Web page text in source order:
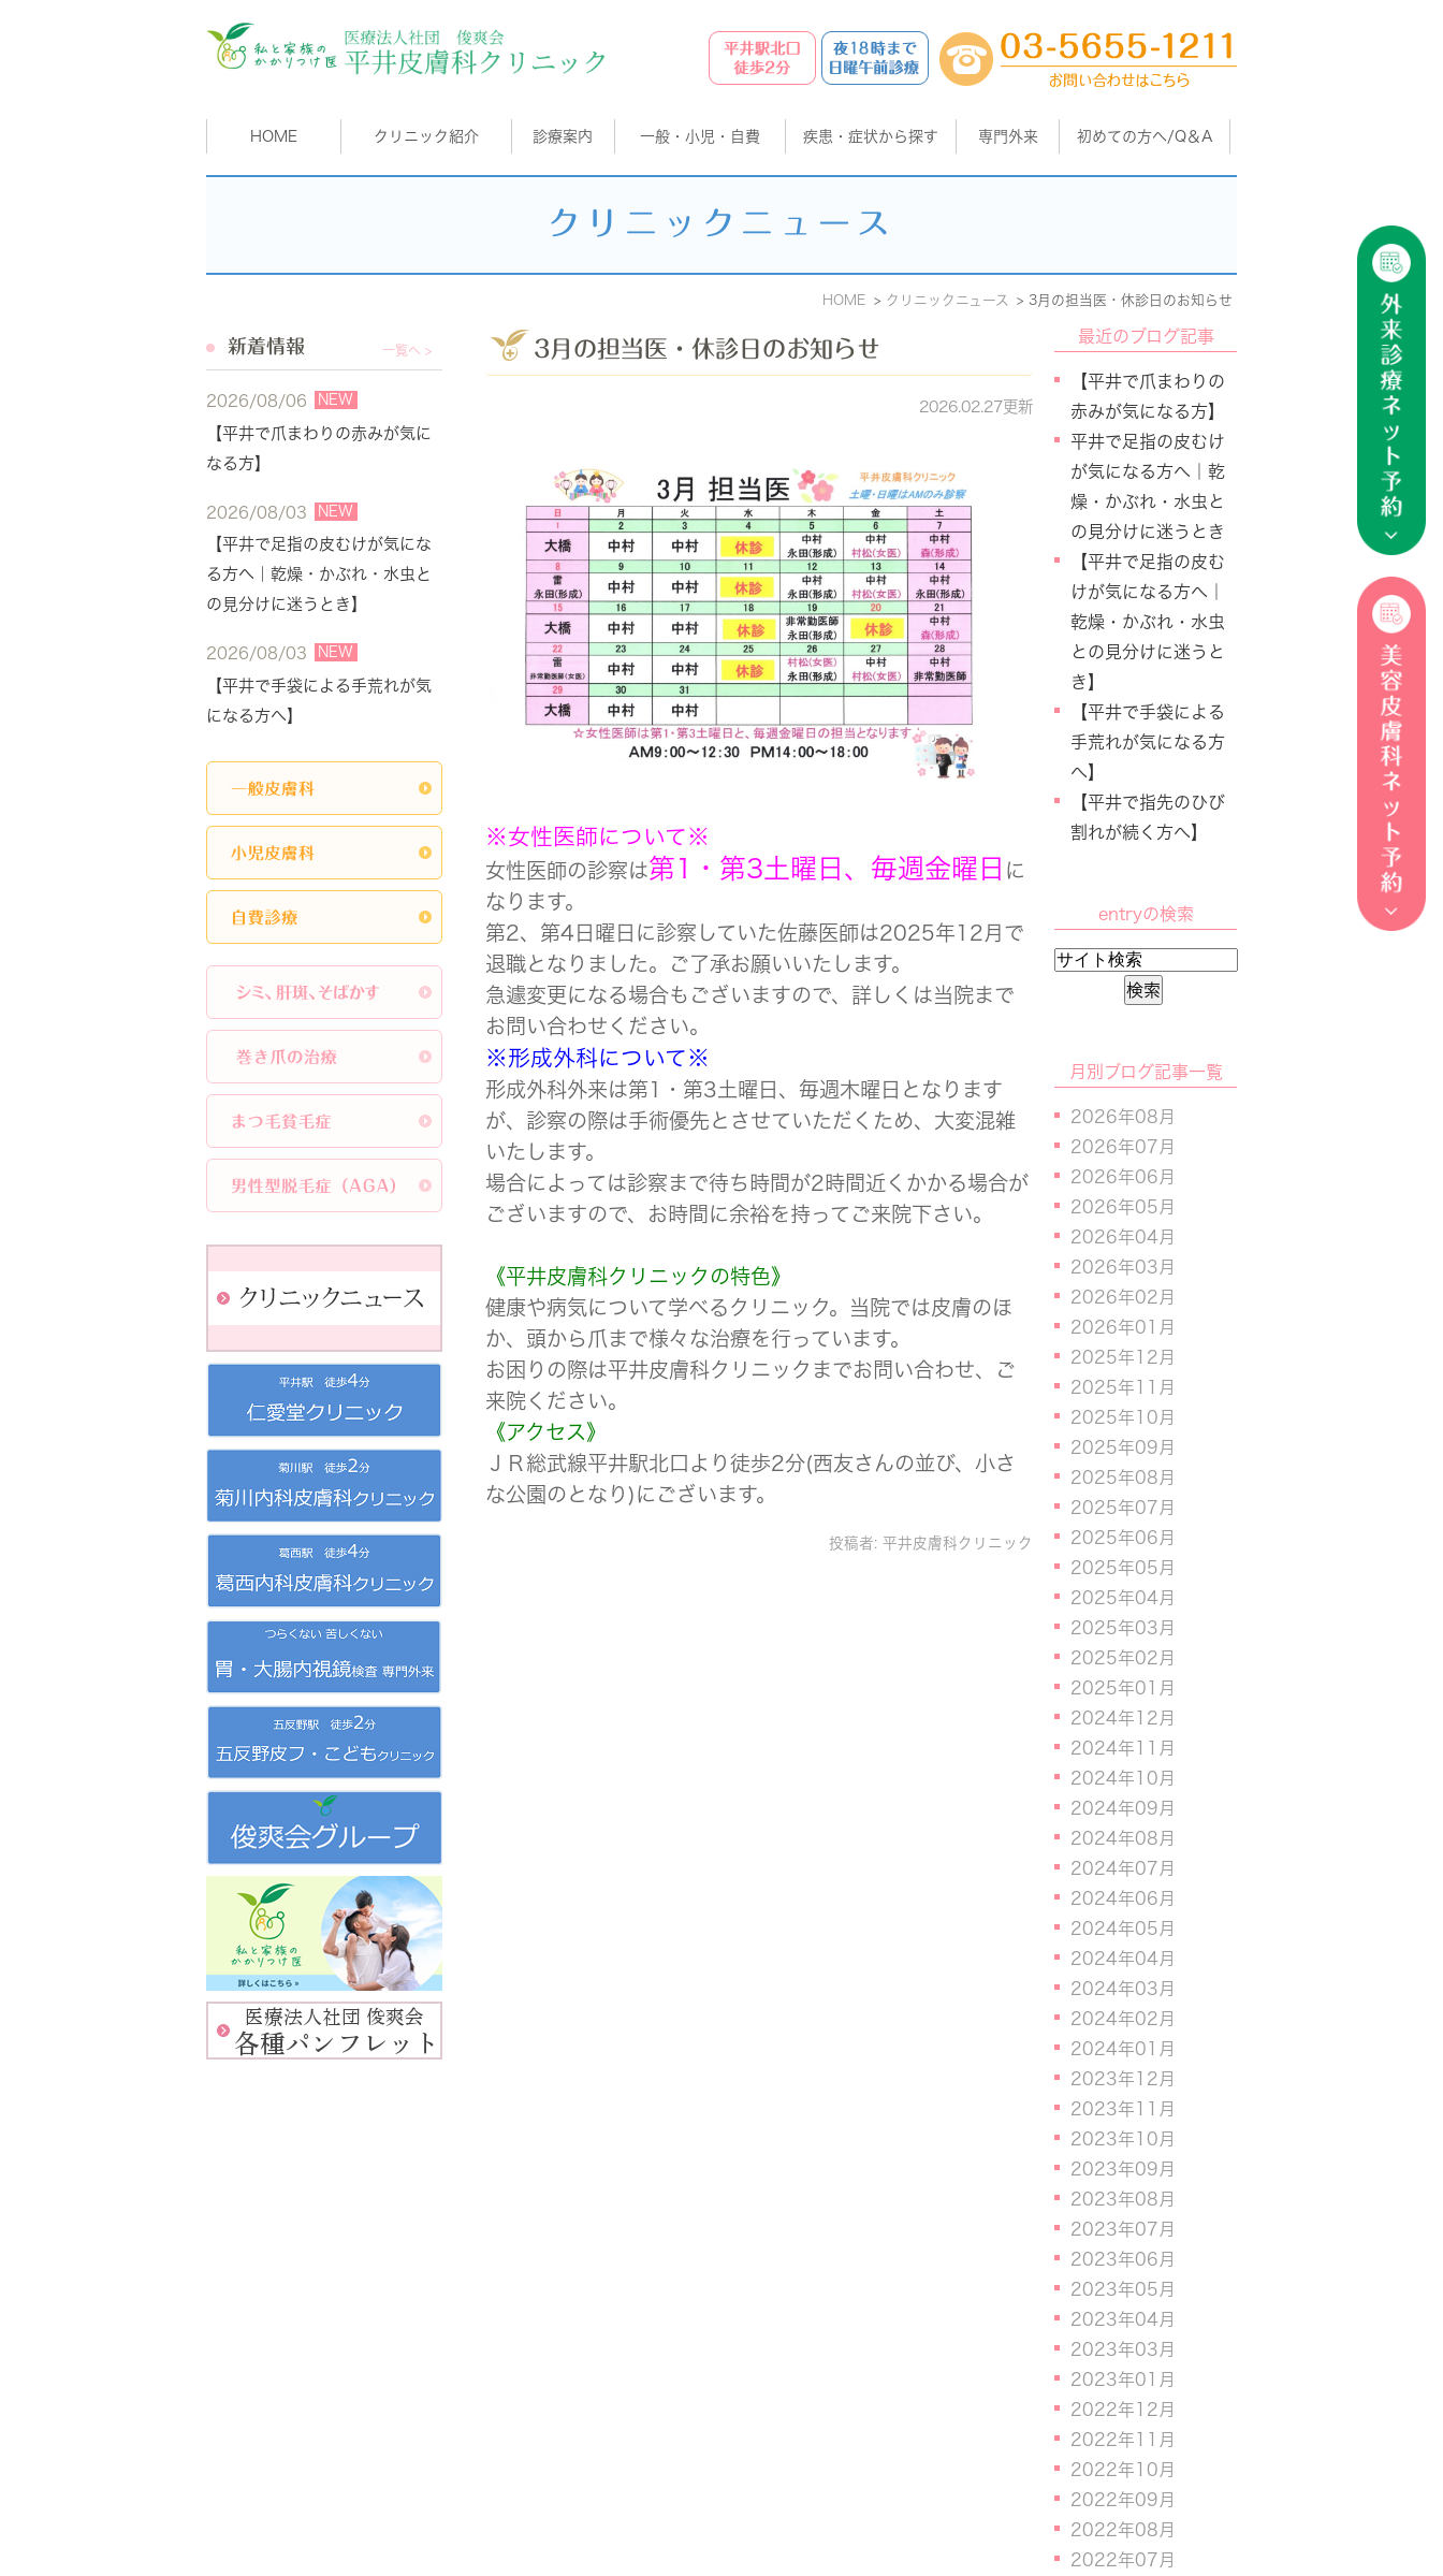
HOME クリニック紹介 診療案内 一般・小児・自費 疾患・症状から探す 専門外来 初めての方へ/Q＆A
クリニックニュース
HOME クリニックニュース 3月の担当医・休診日のお知らせ
3月の担当医・休診日のお知らせ
2026.02.27更新
※女性医師について※
女性医師の診察は第1・第3土曜日、毎週金曜日 に
なります。
第2、第4日曜日に診察していた佐藤医師は2025年12月で
退職となりました。ご了承お願いいたします。
急遽変更になる場合もございますので、詳しくは当院まで
お問い合わせください。
※形成外科について※
形成外科外来は第1・第3土曜日、毎週木曜日となります
が、診察の際は手術優先とさせていただくため、大変混雑
いたします。
場合によっては診察まで待ち時間が2時間近くかかる場合が
ございますので、お時間に余裕を持ってご来院下さい。
《平井皮膚科クリニックの特色》
健康や病気について学べるクリニック。当院では皮膚のほ
か、頭から爪まで様々な治療を行っています。
お困りの際は平井皮膚科クリニックまでお問い合わせ、ご
来院ください。
《アクセス》
ＪＲ総武線平井駅北口より徒歩2分(西友さんの並び、小さ
な公園のとなり)にございます。
投稿者: 平井皮膚科クリニック
最近のブログ記事
【平井で爪まわりの
赤みが気になる方】
平井で足指の皮むけ
が気になる方へ｜乾
燥・かぶれ・水虫と
の見分けに迷うとき
【平井で足指の皮む
けが気になる方へ｜
乾燥・かぶれ・水虫
との見分けに迷うと
き】
【平井で手袋による
手荒れが気になる方
へ】
【平井で指先のひび
割れが続く方へ】
entryの検索
月別ブログ記事一覧
2026年08月
2026年07月
2026年06月
2026年05月
2026年04月
2026年03月
2026年02月
2026年01月
2025年12月
2025年11月
2025年10月
2025年09月
2025年08月
2025年07月
2025年06月
2025年05月
2025年04月
2025年03月
2025年02月
2025年01月
2024年12月
2024年11月
2024年10月
2024年09月
2024年08月
2024年07月
2024年06月
2024年05月
2024年04月
2024年03月
2024年02月
2024年01月
2023年12月
2023年11月
2023年10月
2023年09月
2023年08月
2023年07月
2023年06月
2023年05月
2023年04月
2023年03月
2023年01月
2022年12月
2022年11月
2022年10月
2022年09月
2022年08月
2022年07月
新着情報 一覧へ >
2026/08/06 NEW
【平井で爪まわりの赤みが気に
なる方】
2026/08/03 NEW
【平井で足指の皮むけが気にな
る方へ｜乾燥・かぶれ・水虫と
の見分けに迷うとき】
2026/08/03 NEW
【平井で手袋による手荒れが気
になる方へ】